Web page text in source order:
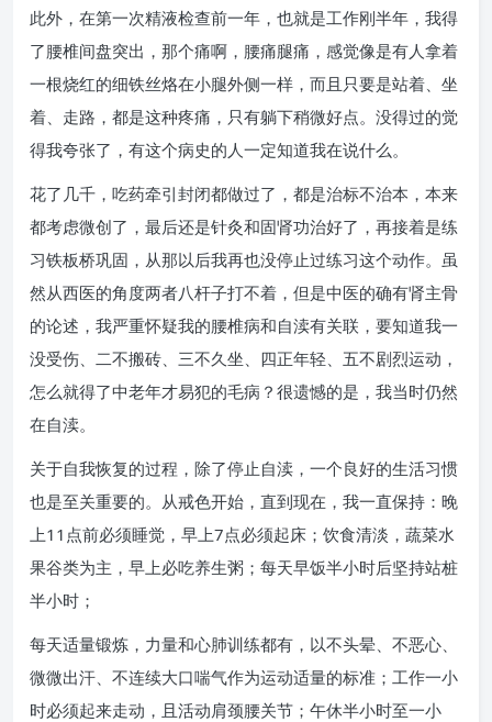
此外，在第一次精液检查前一年，也就是工作刚半年，我得
了腰椎间盘突出，那个痛啊，腰痛腿痛，感觉像是有人拿着
一根烧红的细铁丝烙在小腿外侧一样，而且只要是站着、坐
着、走路，都是这种疼痛，只有躺下稍微好点。没得过的觉
得我夸张了，有这个病史的人一定知道我在说什么。
花了几千，吃药牵引封闭都做过了，都是治标不治本，本来
都考虑微创了，最后还是针灸和固肾功治好了，再接着是练
习铁板桥巩固，从那以后我再也没停止过练习这个动作。虽
然从西医的角度两者八杆子打不着，但是中医的确有肾主骨
的论述，我严重怀疑我的腰椎病和自渎有关联，要知道我一
没受伤、二不搬砖、三不久坐、四正年轻、五不剧烈运动，
怎么就得了中老年才易犯的毛病？很遗憾的是，我当时仍然
在自渎。
关于自我恢复的过程，除了停止自渎，一个良好的生活习惯
也是至关重要的。从戒色开始，直到现在，我一直保持：晚
上11点前必须睡觉，早上7点必须起床；饮食清淡，蔬菜水
果谷类为主，早上必吃养生粥；每天早饭半小时后坚持站桩
半小时；
每天适量锻炼，力量和心肺训练都有，以不头晕、不恶心、
微微出汗、不连续大口喘气作为运动适量的标准；工作一小
时必须起来走动，且活动肩颈腰关节；午休半小时至一小